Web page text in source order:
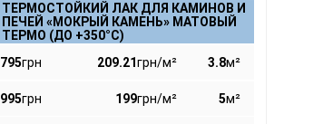
ТЕРМОСТОЙКИЙ ЛАК ДЛЯ КАМИНОВ И
ПЕЧЕЙ «МОКРЫЙ КАМЕНЬ» МАТОВЫЙ
ТЕРМО (ДО +350°С)
795грн 209.21грн/м² 3.8м²
995грн 199грн/м² 5м²